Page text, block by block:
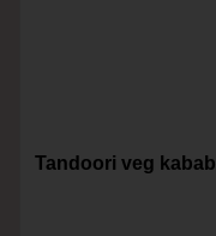
Tandoori veg kabab